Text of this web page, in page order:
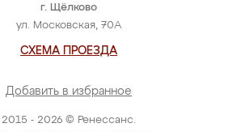
2015 - 2026 © Ренессанс.
г. Щёлково
ул. Московская, 70А
СХЕМА ПРОЕЗДА
Добавить в избранное